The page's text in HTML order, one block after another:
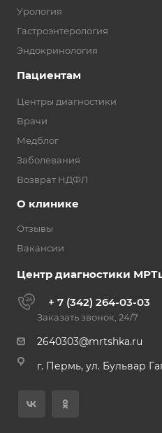
Урология
Гастроэнтерология
Эндокринология
Пациентам
Центры диагностики
Врачи
Медблог
Заболевания
Возврат НДФЛ
О клинике
Отзывы
Вакансии
Центр диагностики
+ 7 (342) 264-03-03
Заказать звонок, 24/7
2640303@mrtshka.ru
г. Пермь, ул. Бульвар